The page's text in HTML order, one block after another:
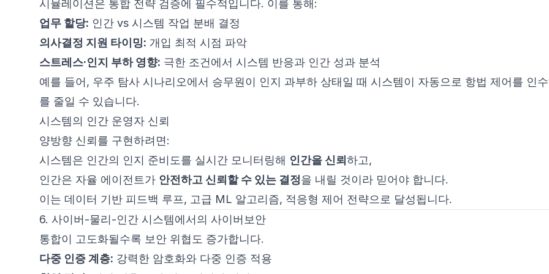
시뮬레이션은 통합 전략 검증에 필수적입니다. 이를 통해:
업무 할당: 인간 vs 시스템 작업 분배 결정
의사결정 지원 타이밍: 개입 최적 시점 파악
스트레스·인지 부하 영향: 극한 조건에서 시스템 반응과 인간 성과 분석
예를 들어, 우주 탐사 시나리오에서 승무원이 인지 과부하 상태일 때 시스템이 자동으로 항법 제어를 인
를 줄일 수 있습니다.
시스템의 인간 운영자 신뢰
양방향 신뢰를 구현하려면:
시스템은 인간의 인지 준비도를 실시간 모니터링해 인간을 신뢰하고,
인간은 자율 에이전트가 안전하고 신뢰할 수 있는 결정을 내릴 것이라 믿어야 합니다.
이는 데이터 기반 피드백 루프, 고급 ML 알고리즘, 적응형 제어 전략으로 달성됩니다.
6. 사이버-물리-인간 시스템에서의 사이버보안
통합이 고도화될수록 보안 위협도 증가합니다.
다중 인증 계층: 강력한 암호화와 다중 인증 적용